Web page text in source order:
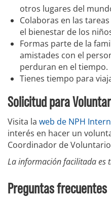
otros lugares del
Colaboras en las
el bienestar de los
Formas parte de la
amistades con el
perduran en el tiempo.
Tienes tiempo para
Solicitud para
Visita la web de NPH
interés en hacer un
Coordinador de
La información facilitada es
Preguntas frecuentes